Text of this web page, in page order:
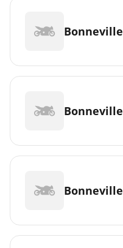
Bonneville
Bonneville